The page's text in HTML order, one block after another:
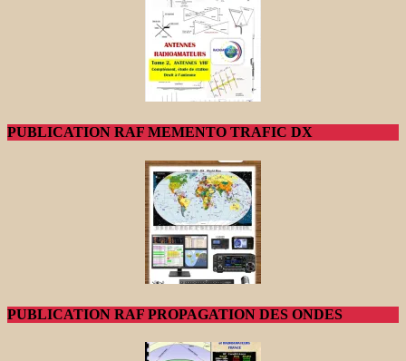
PUBLICATION RAF MEMENTO TRAFIC DX
PUBLICATION RAF PROPAGATION DES ONDES